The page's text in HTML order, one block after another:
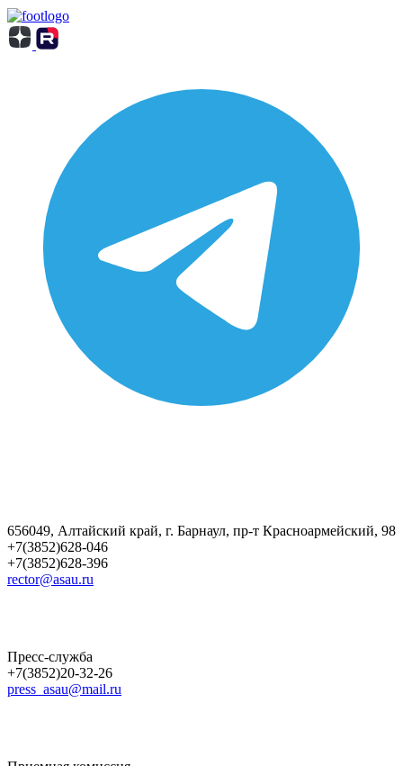
656049, Алтайский край, г. Барнаул, пр-т Красноармейский, 98
+7(3852)628-046
+7(3852)628-396
rector@asau.ru
Пресс-служба
+7(3852)20-32-26
press_asau@mail.ru